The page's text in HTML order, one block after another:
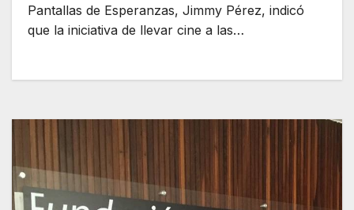
Pantallas de Esperanzas, Jimmy Pérez, indicó
que la iniciativa de llevar cine a las…